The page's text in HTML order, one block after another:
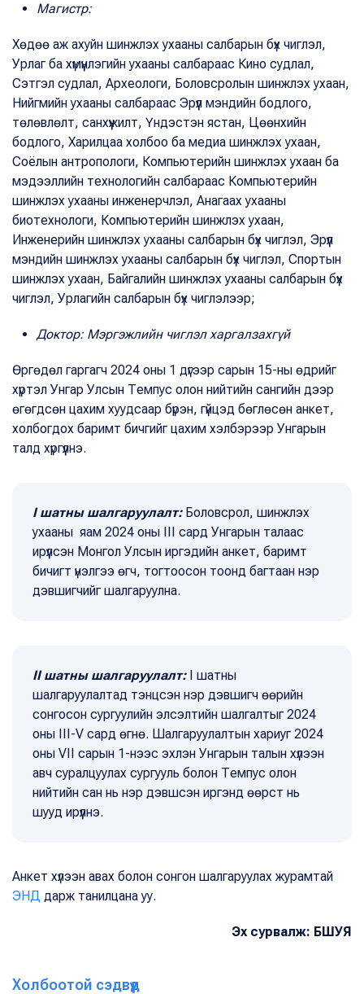
Магистр:
Хөдөө аж ахуйн шинжлэх ухааны салбарын бүх чиглэл,
Урлаг ба хүмүүнлэгийн ухааны салбараас Кино судлал,
Сэтгэл судлал, Археологи, Боловсролын шинжлэх ухаан,
Нийгмийн ухааны салбараас Эрүүл мэндийн бодлого,
төлөвлөлт, санхүүжилт, Үндэстэн ястан, Цөөнхийн
бодлого, Харилцаа холбоо ба медиа шинжлэх ухаан,
Соёлын антропологи, Компьютерийн шинжлэх ухаан ба
мэдээллийн технологийн салбараас Компьютерийн
шинжлэх ухааны инженерчлэл, Анагаах ухааны
биотехнологи, Компьютерийн шинжлэх ухаан,
Инженерийн шинжлэх ухааны салбарын бүх чиглэл, Эрүүл
мэндийн шинжлэх ухааны салбарын бүх чиглэл, Спортын
шинжлэх ухаан, Байгалийн шинжлэх ухааны салбарын бүх
чиглэл, Урлагийн салбарын бүх чиглэлээр;
Доктор: Мэргэжлийн чиглэл харгалзахгүй
Өргөдөл гаргагч 2024 оны 1 дүгээр сарын 15-ны өдрийг
хүртэл Унгар Улсын Темпус олон нийтийн сангийн дээр
өгөгдсөн цахим хуудсаар бүрэн, гүйцэд бөглөсөн анкет,
холбогдох баримт бичгийг цахим хэлбэрээр Унгарын
талд хүргүүлнэ.
I шатны шалгаруулалт: Боловсрол, шинжлэх
ухааны яам 2024 оны III сард Унгарын талаас
ирүүлсэн Монгол Улсын иргэдийн анкет, баримт
бичигт үнэлгээ өгч, тогтоосон тоонд багтаан нэр
дэвшигчийг шалгаруулна.
II шатны шалгаруулалт:I шатны
шалгаруулалтад тэнцсэн нэр дэвшигч өөрийн
сонгосон сургуулийн элсэлтийн шалгалтыг 2024
оны III-V сард өгнө. Шалгаруулалтын хариуг 2024
оны VII сарын 1-нээс эхлэн Унгарын талын хүлээн
авч суралцуулах сургууль болон Темпус олон
нийтийн сан нь нэр дэвшсэн иргэнд өөрст нь
шууд ирүүлнэ.
Анкет хүлээн авах болон сонгон шалгаруулах журамтай
ЭНД дарж танилцана уу.
Эх сурвалж: БШУЯ
Холбоотой сэдвүүд